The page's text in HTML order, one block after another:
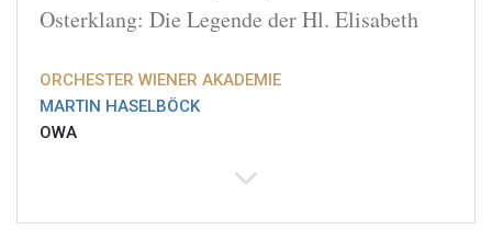
Osterklang: Die Legende der Hl. Elisabeth
ORCHESTER WIENER AKADEMIE
MARTIN HASELBÖCK
OWA